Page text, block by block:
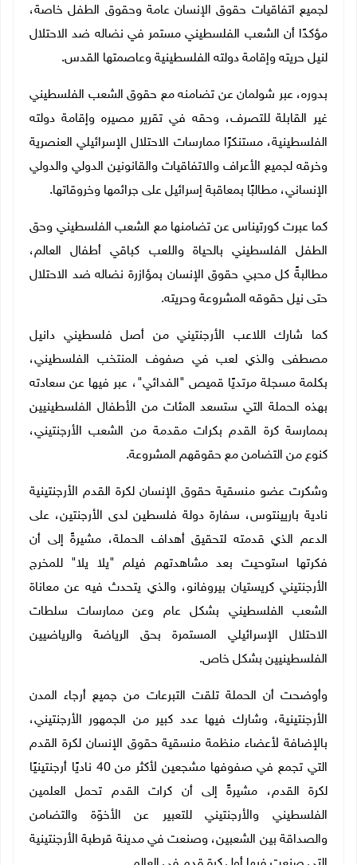
لجميع اتفاقيات حقوق الإنسان عامة وحقوق الطفل خاصة،
مؤكدًا أن الشعب الفلسطيني مستمر في نضاله ضد الاحتلال
لنيل حريته وإقامة دولته الفلسطينية وعاصمتها القدس.
بدوره، عبر شولمان عن تضامنه مع حقوق الشعب الفلسطيني
غير القابلة للتصرف، وحقه في تقرير مصيره وإقامة دولته
الفلسطينية، مستنكرًا ممارسات الاحتلال الإسرائيلي العنصرية
وخرقه لجميع الأعراف والاتفاقيات والقانونين الدولي والدولي
الإنساني، مطالبًا بمعاقبة إسرائيل على جرائمها وخروقاتها.
كما عبرت كورتيناس عن تضامنها مع الشعب الفلسطيني وحق
الطفل الفلسطيني بالحياة واللعب كباقي أطفال العالم،
مطالبةً كل محبي حقوق الإنسان بمؤازرة نضاله ضد الاحتلال
حتى نيل حقوقه المشروعة وحريته.
كما شارك اللاعب الأرجنتيني من أصل فلسطيني دانيل
مصطفى والذي لعب في صفوف المنتخب الفلسطيني،
بكلمة مسجلة مرتديًا قميص "الفدائي"، عبر فيها عن سعادته
بهذه الحملة التي ستسعد المئات من الأطفال الفلسطينيين
بممارسة كرة القدم بكرات مقدمة من الشعب الأرجنتيني،
كنوع من التضامن مع حقوقهم المشروعة.
وشكرت عضو منسقية حقوق الإنسان لكرة القدم الأرجنتينية
نادية باريينتوس، سفارة دولة فلسطين لدى الأرجنتين، على
الدعم الذي قدمته لتحقيق أهداف الحملة، مشيرةً إلى أن
فكرتها استوحيت بعد مشاهدتهم فيلم "يلا يلا" للمخرج
الأرجنتيني كريستيان بيروفانو، والذي يتحدث فيه عن معاناة
الشعب الفلسطيني بشكل عام وعن ممارسات سلطات
الاحتلال الإسرائيلي المستمرة بحق الرياضة والرياضيين
الفلسطينيين بشكل خاص.
وأوضحت أن الحملة تلقت التبرعات من جميع أرجاء المدن
الأرجنتينية، وشارك فيها عدد كبير من الجمهور الأرجنتيني،
بالإضافة لأعضاء منظمة منسقية حقوق الإنسان لكرة القدم
التي تجمع في صفوفها مشجعين لأكثر من 40 ناديًا أرجنتينيًا
لكرة القدم، مشيرةً إلى أن كرات القدم تحمل العلمين
الفلسطيني والأرجنتيني للتعبير عن الأخوّة والتضامن
والصداقة بين الشعبين، وصنعت في مدينة قرطبة الأرجنتينية